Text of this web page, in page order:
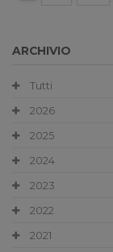
ARCHIVIO
Tutti
2026
2025
2024
2023
2022
2021